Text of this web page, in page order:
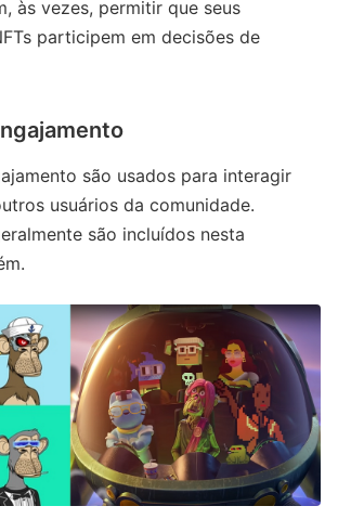
às vezes, permitir que seus
participem em decisões de
são usados para interagir
usuários da comunidade.
são incluídos nesta